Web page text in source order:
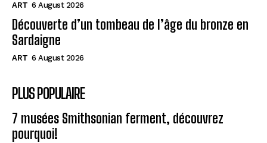
ART 6 August 2026
Découverte d’un tombeau de l’âge du bronze en
Sardaigne
ART 6 August 2026
PLUS POPULAIRE
7 musées Smithsonian ferment, découvrez
pourquoi!